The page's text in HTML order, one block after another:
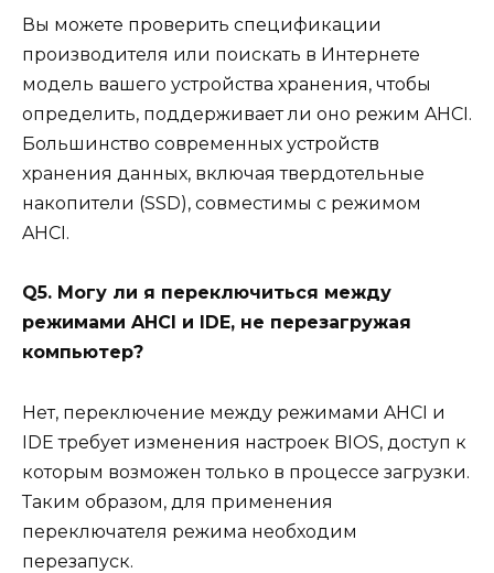
Вы можете проверить спецификации
производителя или поискать в Интернете
модель вашего устройства хранения, чтобы
определить, поддерживает ли оно режим AHCI.
Большинство современных устройств
хранения данных, включая твердотельные
накопители (SSD), совместимы с режимом
AHCI.
Q5. Могу ли я переключиться между
режимами AHCI и IDE, не перезагружая
компьютер?
Нет, переключение между режимами AHCI и
IDE требует изменения настроек BIOS, доступ к
которым возможен только в процессе загрузки.
Таким образом, для применения
переключателя режима необходим
перезапуск.